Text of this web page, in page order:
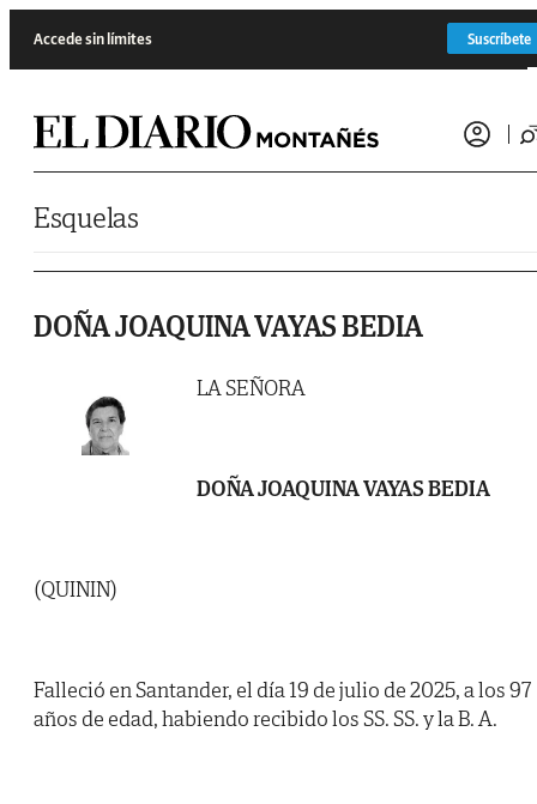
Accede sin límites Suscríbete
Esquelas
DOÑA JOAQUINA VAYAS BEDIA
LA SEÑORA
DOÑA JOAQUINA VAYAS BEDIA
(QUININ)
Falleció en Santander, el día 19 de julio de 2025, a los 97
años de edad, habiendo recibido los SS. SS. y la B. A.